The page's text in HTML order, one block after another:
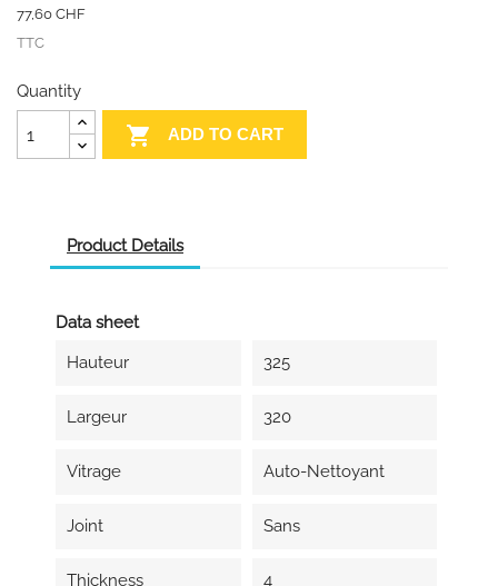
77,60 CHF
TTC
Quantity
 ADD TO CART
Product Details
Data sheet
Hauteur
325
Largeur 320
Vitrage Auto-Nettoyant
Joint Sans
Thickness 4